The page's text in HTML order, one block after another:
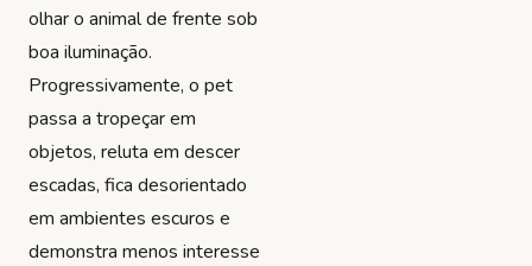
olhar o animal de frente sob
boa iluminação.
Progressivamente, o pet
passa a tropeçar em
objetos, reluta em descer
escadas, fica desorientado
em ambientes escuros e
demonstra menos interesse